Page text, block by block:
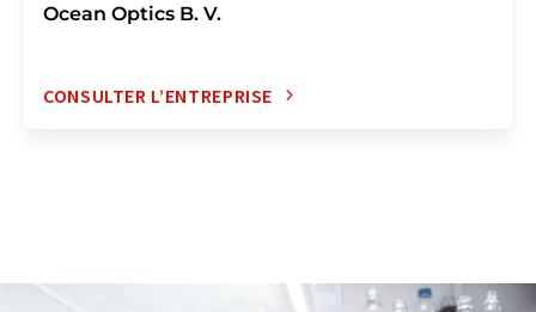
Ocean Optics B. V.
CONSULTER L’ENTREPRISE